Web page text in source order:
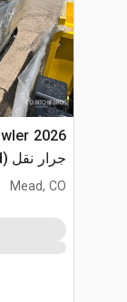
جرار نقل (Unused)
Mead, CO